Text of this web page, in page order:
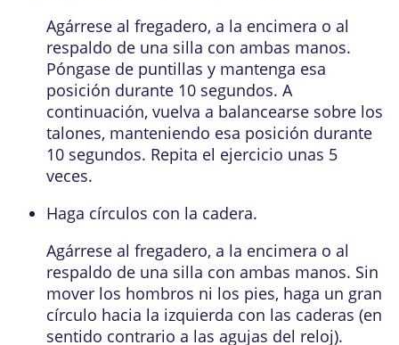
Agárrese al fregadero, a la encimera o al
respaldo de una silla con ambas manos.
Póngase de puntillas y mantenga esa
posición durante 10 segundos. A
continuación, vuelva a balancearse sobre los
talones, manteniendo esa posición durante
10 segundos. Repita el ejercicio unas 5
veces.
Haga círculos con la cadera.
Agárrese al fregadero, a la encimera o al
respaldo de una silla con ambas manos. Sin
mover los hombros ni los pies, haga un gran
círculo hacia la izquierda con las caderas (en
sentido contrario a las agujas del reloj).